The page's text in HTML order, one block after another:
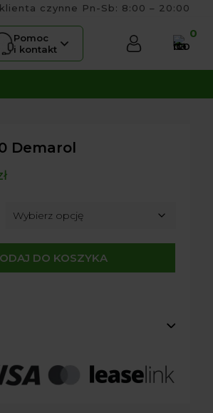
czynne Pn-Sb: 8:00 – 20:00
Pomoc
i kontakt
0
Demarol
DO KOSZYKA
indywidualnie